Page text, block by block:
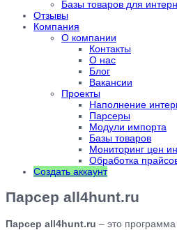
Базы товаров для
Отзывы
Компания
О компании
Контакты
О нас
Блог
Вакансии
Проекты
Наполнение
Парсеры
Модули импорта
Базы товаров
Мониторинг цен
Обработка
Создать аккаунт
Парсер all4hunt.ru
Парсер all4hunt.ru – это программа